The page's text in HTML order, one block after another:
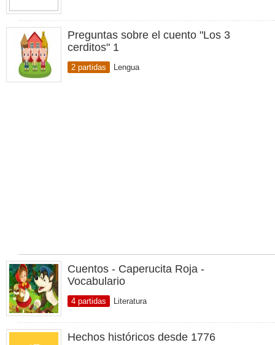
Preguntas sobre el cuento "Los 3
cerditos" 1
2 partidas Lengua
Cuentos - Caperucita Roja -
Vocabulario
4 partidas Literatura
Hechos históricos desde 1776